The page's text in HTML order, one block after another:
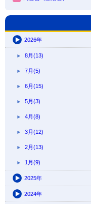
2026年
8月(13)
7月(5)
6月(15)
5月(3)
4月(8)
3月(12)
2月(13)
1月(9)
2025年
2024年